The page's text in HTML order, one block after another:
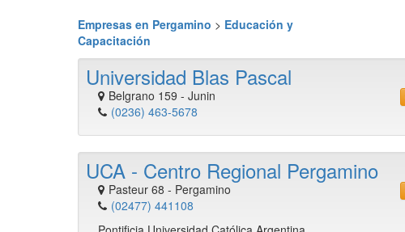
Empresas en Pergamino > Educación y
Capacitación
Universidad Blas Pascal
Belgrano 159 - Junin
(0236) 463-5678
UCA - Centro Regional Pergamino
Pasteur 68 - Pergamino
(02477) 441108